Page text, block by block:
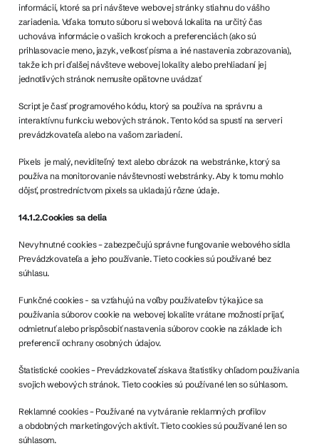
informácií, ktoré sa pri návšteve webovej stránky stiahnu do vášho
zariadenia. Vďaka tomuto súboru si webová lokalita na určitý čas
uchováva informácie o vašich krokoch a preferenciách (ako sú
prihlasovacie meno, jazyk, veľkosť písma a iné nastavenia zobrazovania),
takže ich pri ďalšej návšteve webovej lokality alebo prehliadaní jej
jednotlivých stránok nemusíte opätovne uvádzať
Script je časť programového kódu, ktorý sa používa na správnu a
interaktívnu funkciu webových stránok. Tento kód sa spustí na serveri
prevádzkovateľa alebo na vašom zariadení.
Pixels je malý, neviditeľný text alebo obrázok na webstránke, ktorý sa
používa na monitorovanie návštevnosti webstránky. Aby k tomu mohlo
dôjsť, prostredníctvom pixels sa ukladajú rôzne údaje.
14.1.2.Cookies sa delia
Nevyhnutné cookies – zabezpečujú správne fungovanie webového sídla
Prevádzkovateľa a jeho používanie. Tieto cookies sú používané bez
súhlasu.
Funkčné cookies - sa vzťahujú na voľby používateľov týkajúce sa
používania súborov cookie na webovej lokalite vrátane možností prijať,
odmietnuť alebo prispôsobiť nastavenia súborov cookie na základe ich
preferencií ochrany osobných údajov.
Štatistické cookies – Prevádzkovateľ získava štatistiky ohľadom používania
svojich webových stránok. Tieto cookies sú používané len so súhlasom.
Reklamné cookies – Používané na vytváranie reklamných profilov
a obdobných marketingových aktivít. Tieto cookies sú používané len so
súhlasom.